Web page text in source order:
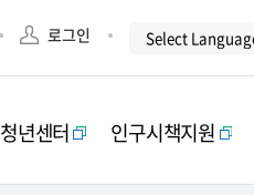
로그인
청년센터 인구시책지원